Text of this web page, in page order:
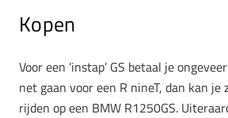
Kopen
Voor een ’instap’ GS betaal je
net gaan voor een R nineT, dan kan je
rijden op een BMW R1250GS.